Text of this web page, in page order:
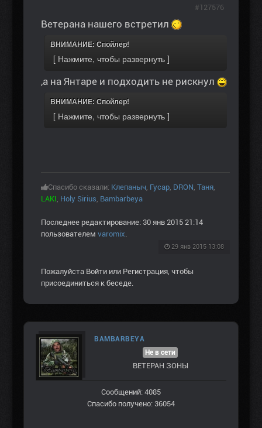
Ветерана нашего встретил
ВНИМАНИЕ: Спойлер!
,а на Янтаре и подходить не рискнул
ВНИМАНИЕ: Спойлер!
Спасибо сказали: Клепаныч Гусар DRON Таня
LAKI Holy Sirius Bambarbeya
Последнее редактирование: 30 янв 2015 21:14
пользователем varomix
29 янв 2015 13:08
#127576
Пожалуйста Войти или Регистрация , чтобы
присоединиться к беседе.
BAMBARBEYA
Не в сети
ВЕТЕРАН ЗOНЫ
Сообщений: 4085
Спасибо получено: 36054